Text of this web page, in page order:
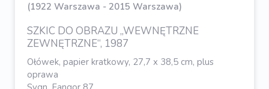
(1922 Warszawa - 2015 Warszawa)
SZKIC DO OBRAZU „WEWNĘTRZNE
ZEWNĘTRZNE“, 1987
Ołówek, papier kratkowy, 27,7 x 38,5 cm, plus
oprawa